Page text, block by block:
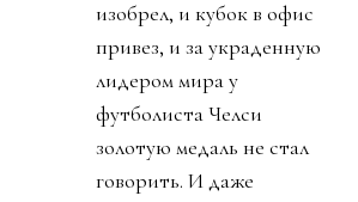
изобрел, и кубок в офис
привез, и за украденную
лидером мира у
футболиста Челси
золотую медаль не стал
говорить. И даже